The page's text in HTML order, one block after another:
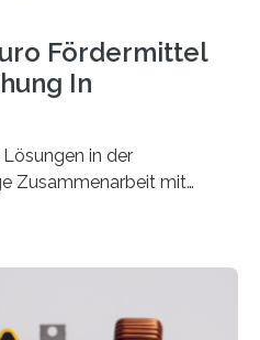
Fördermittel
In
in der
Zusammenarbeit mit
Projekte zu
vom Europäischen